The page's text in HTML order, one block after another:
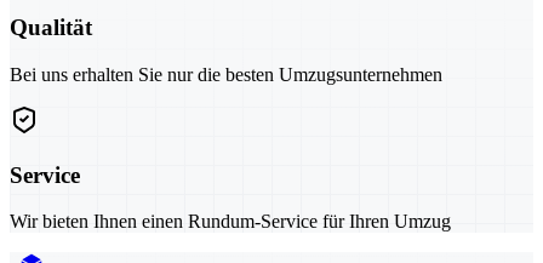
Qualität
Bei uns erhalten Sie nur die besten Umzugsunternehmen
Service
Wir bieten Ihnen einen Rundum-Service für Ihren Umzug